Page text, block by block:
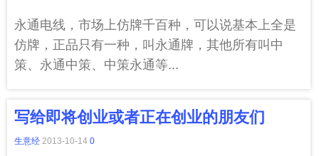
永通电线，市场上仿牌千百种，可以说基本上全是
仿牌，正品只有一种，叫永通牌，其他所有叫中
策、永通中策、中策永通等...
写给即将创业或者正在创业的朋友们
生意经 2013-10-14 0